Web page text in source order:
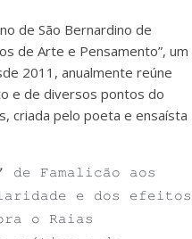
de São Bernardino de
de Arte e Pensamento”, um
2011, anualmente reúne
e de diversos pontos do
criada pelo poeta e ensaísta
Famalicão aos
e dos efeitos
o Raias